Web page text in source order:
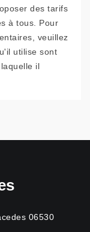
des tarifs
à tous. Pour
veuillez
utilise sont
il
06530